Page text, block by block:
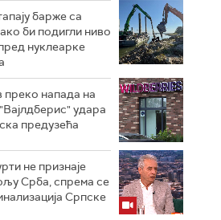
барже са
би подигли ниво
нуклеарке
преко напада на
удара
предузећа
не признаје
Срба, спрема се
Српске